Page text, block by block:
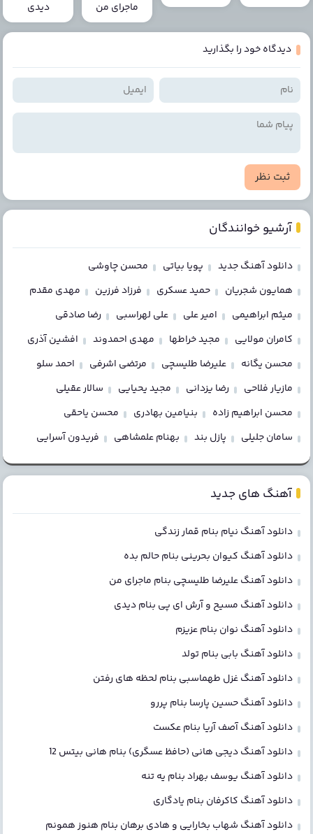
ماجرای من
دیدی
دیدگاه خود را بگذارید
ثبت نظر
آرشیو خوانندگان
دانلود آهنگ جدید پویا بیاتی
محسن چاوشی
همایون شجریان
حمید عسکری فرزاد فرزین
مهدی مقدم
میثم ابراهیمی
امیر علی علی لهراسبی
رضا صادقی
کامران مولایی
مجید خراطها مهدی احمدوند
افشین آذری
محسن یگانه
علیرضا طلیسچی مرتضی اشرفی
احمد سلو
مازیار فلاحی
رضا یزدانی مجید یحیایی
سالار عقیلی
محسن ابراهیم زاده
بنیامین بهادری
محسن یاحقی
سامان جلیلی
پازل بند بهنام علمشاهی فریدون آسرایی
آهنگ های جدید
دانلود آهنگ نیام بنام قمار زندگی
دانلود آهنگ کیوان بحرینی بنام حالم بده
دانلود آهنگ علیرضا طلیسچی بنام ماجرای من
دانلود آهنگ مسیح و آرش ای پی بنام دیدی
دانلود آهنگ نوان بنام عزیزم
دانلود آهنگ بابی بنام تولد
دانلود آهنگ غزل طهماسبی بنام لحظه های رفتن
دانلود آهنگ حسین پارسا بنام پررو
دانلود آهنگ آصف آریا بنام عکست
دانلود آهنگ دیجی هانی (حافظ عسگری) بنام هانی بیتس 12
دانلود آهنگ یوسف بهراد بنام یه تنه
دانلود آهنگ کاکرفان بنام یادگاری
دانلود آهنگ شهاب بخارایی و هادی برهان بنام هنوز همونم